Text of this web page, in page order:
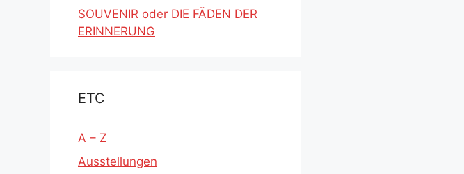
SOUVENIR oder DIE FÄDEN DER
ERINNERUNG
ETC
A – Z
Ausstellungen